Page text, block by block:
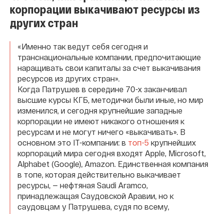
корпорации выкачивают ресурсы из
других стран
«Именно так ведут себя сегодня и
транснациональные компании, предпочитающие
наращивать свои капиталы за счет выкачивания
ресурсов из других стран».
Когда Патрушев в середине 70-х заканчивал
высшие курсы КГБ, методички были иные, но мир
изменился, и сегодня крупнейшие западные
корпорации не имеют никакого отношения к
ресурсам и не могут ничего «выкачивать». В
основном это IT-компании: в топ-5 крупнейших
корпораций мира сегодня входят Apple, Microsoft,
Alphabet (Google), Amazon. Единственная компания
в топе, которая действительно выкачивает
ресурсы, — нефтяная Saudi Aramco,
принадлежащая Саудовской Аравии, но к
саудовцам у Патрушева, судя по всему,